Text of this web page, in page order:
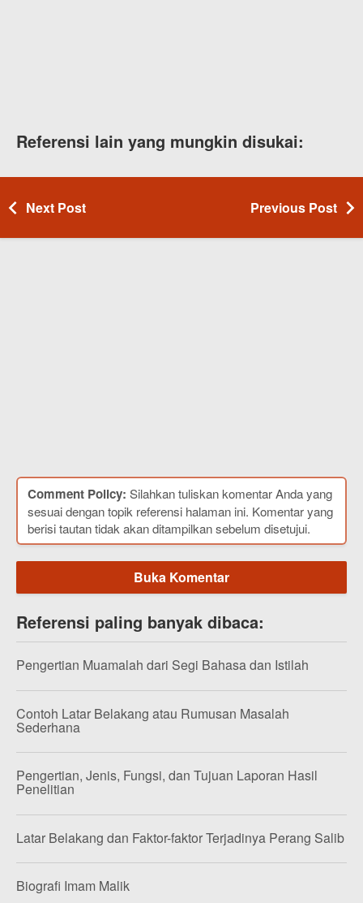
Referensi lain yang mungkin disukai:
Next Post Previous Post
Comment Policy: Silahkan tuliskan komentar Anda yang
sesuai dengan topik referensi halaman ini. Komentar yang
berisi tautan tidak akan ditampilkan sebelum disetujui.
Buka Komentar
Referensi paling banyak dibaca:
Pengertian Muamalah dari Segi Bahasa dan Istilah
Contoh Latar Belakang atau Rumusan Masalah
Sederhana
Pengertian, Jenis, Fungsi, dan Tujuan Laporan Hasil
Penelitian
Latar Belakang dan Faktor-faktor Terjadinya Perang Salib
Biografi Imam Malik